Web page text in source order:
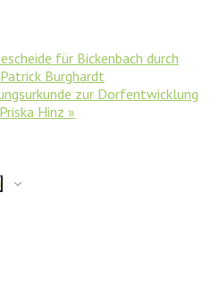
für Bickenbach durch
Burghardt
zur Dorfentwicklung
Hinz »